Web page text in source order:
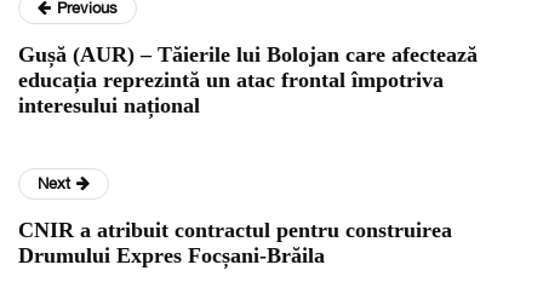
Previous
Gușă (AUR) – Tăierile lui Bolojan care afectează
educația reprezintă un atac frontal împotriva
interesului național
Next
CNIR a atribuit contractul pentru construirea
Drumului Expres Focșani-Brăila